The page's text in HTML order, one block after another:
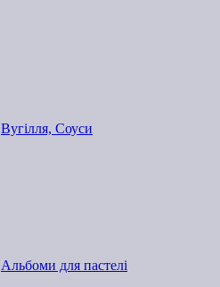
Вугілля, Соуси
Альбоми для пастелі